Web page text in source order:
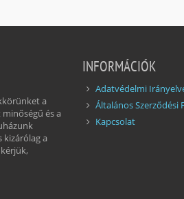
a
és a
kizárólag a
INFORMÁCIÓK
Adatvédelmi
Általános Szerződési
Kapcsolat